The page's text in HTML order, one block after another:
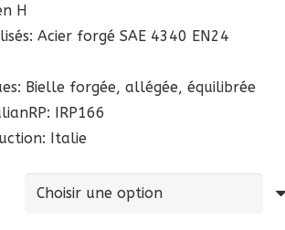
H
Acier forgé SAE 4340 EN24
Bielle forgée, allégée, équilibrée
IRP166
Italie